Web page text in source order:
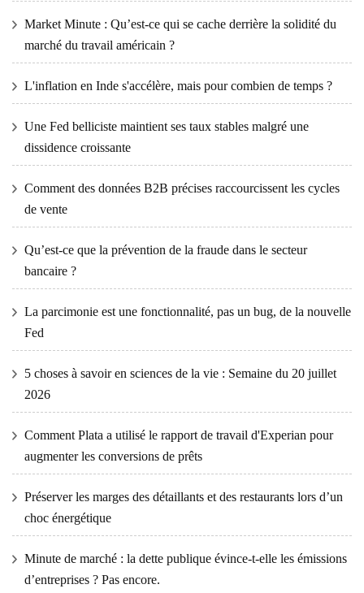
Market Minute : Qu’est-ce qui se cache derrière la solidité du
marché du travail américain ?
L'inflation en Inde s'accélère, mais pour combien de temps ?
Une Fed belliciste maintient ses taux stables malgré une
dissidence croissante
Comment des données B2B précises raccourcissent les cycles
de vente
Qu’est-ce que la prévention de la fraude dans le secteur
bancaire ?
La parcimonie est une fonctionnalité, pas un bug, de la nouvelle
Fed
5 choses à savoir en sciences de la vie : Semaine du 20 juillet
2026
Comment Plata a utilisé le rapport de travail d'Experian pour
augmenter les conversions de prêts
Préserver les marges des détaillants et des restaurants lors d’un
choc énergétique
Minute de marché : la dette publique évince-t-elle les émissions
d’entreprises ? Pas encore.